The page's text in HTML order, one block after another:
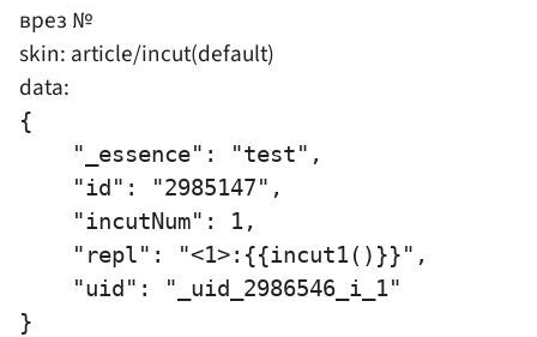
врез №
skin: article/incut(default)
data:
{
    "_essence": "test",
    "id": "2985147",
    "incutNum": 1,
    "repl": "<1>:{{incut1()}}",
    "uid": "_uid_2986546_i_1"